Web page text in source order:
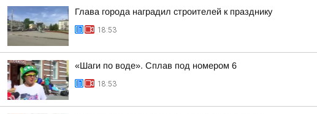
Глава города наградил строителей к празднику
18:53
«Шаги по воде». Сплав под номером 6
18:53